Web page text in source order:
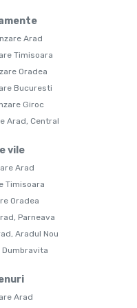
Arad
Timisoara
Oradea
Bucuresti
Giroc
Arad, Central
vile
Arad
Timisoara
Oradea
Parneava
Aradul Nou
Dumbravita
Arad